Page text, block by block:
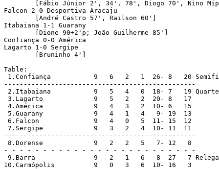
Falcon 2-0 Desportiva Aracaju
Itabaiana 1-1 Guarany
Confiança 0-0 América
Lagarto 1-0 Sergipe
Table:
1.Confiança           9   6   2   1  26- 8   20
-------------------------------------------------
2.Itabaiana           9   5   4   0  18- 7   19
3.Lagarto             9   5   2   2  20- 8   17
4.América             9   4   3   2  10- 6   15
5.Guarany             9   4   1   4   9- 19  13
6.Falcon              9   4   0   5  11- 15  12
7.Sergipe             9   3   2   4  10- 11  11
-------------------------------------------------
8.Dorense             9   2   2   5   7- 12   8
- - - - - - - - - - - - - - - - - - - - - - - - -
9.Barra               9   2   1   6   8- 27   7
10.Carmópolis          9   0   3   6  10- 16   3